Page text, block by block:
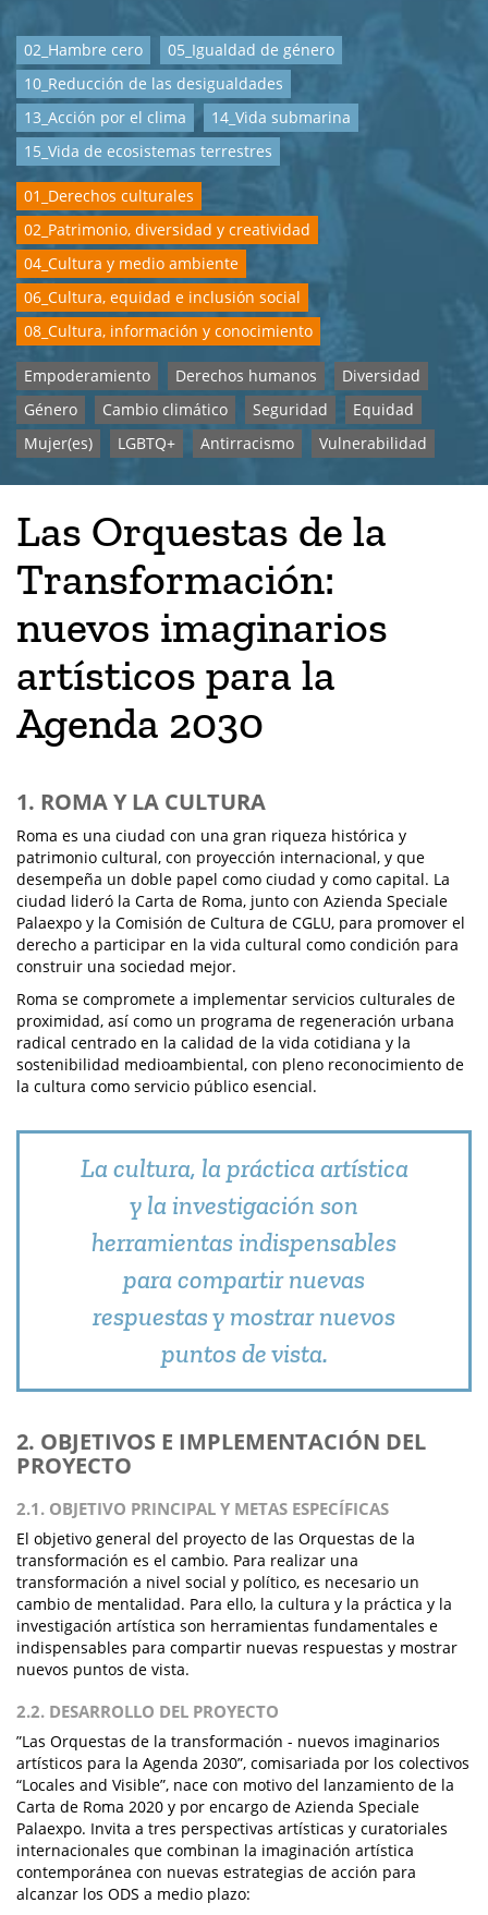
02_Hambre cero
05_Igualdad de género
10_Reducción de las desigualdades
13_Acción por el clima
14_Vida submarina
15_Vida de ecosistemas terrestres
01_Derechos culturales
02_Patrimonio, diversidad y creatividad
04_Cultura y medio ambiente
06_Cultura, equidad e inclusión social
08_Cultura, información y conocimiento
Empoderamiento Derechos humanos
Diversidad
Género
Cambio climático Seguridad
Equidad
Mujer(es)
LGBTQ+ Antirracismo Vulnerabilidad
Las Orquestas de la
Transformación:
nuevos imaginarios
artísticos para la
Agenda 2030
1. ROMA Y LA CULTURA
Roma es una ciudad con una gran riqueza histórica y
patrimonio cultural, con proyección internacional, y que
desempeña un doble papel como ciudad y como capital. La
ciudad lideró la Carta de Roma, junto con Azienda Speciale
Palaexpo y la Comisión de Cultura de CGLU, para promover el
derecho a participar en la vida cultural como condición para
construir una sociedad mejor.
Roma se compromete a implementar servicios culturales de
proximidad, así como un programa de regeneración urbana
radical centrado en la calidad de la vida cotidiana y la
sostenibilidad medioambiental, con pleno reconocimiento de
la cultura como servicio público esencial.
La cultura, la práctica artística
y la investigación son
herramientas indispensables
para compartir nuevas
respuestas y mostrar nuevos
puntos de vista.
2. OBJETIVOS E IMPLEMENTACIÓN DEL
PROYECTO
2.1. OBJETIVO PRINCIPAL Y METAS ESPECÍFICAS
El objetivo general del proyecto de las Orquestas de la
transformación es el cambio. Para realizar una
transformación a nivel social y político, es necesario un
cambio de mentalidad. Para ello, la cultura y la práctica y la
investigación artística son herramientas fundamentales e
indispensables para compartir nuevas respuestas y mostrar
nuevos puntos de vista.
2.2. DESARROLLO DEL PROYECTO
”Las Orquestas de la transformación - nuevos imaginarios
artísticos para la Agenda 2030”, comisariada por los colectivos
“Locales and Visible”, nace con motivo del lanzamiento de la
Carta de Roma 2020 y por encargo de Azienda Speciale
Palaexpo. Invita a tres perspectivas artísticas y curatoriales
internacionales que combinan la imaginación artística
contemporánea con nuevas estrategias de acción para
alcanzar los ODS a medio plazo: